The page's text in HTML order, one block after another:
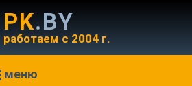
PK.BY
работаем с 2004 г.
меню